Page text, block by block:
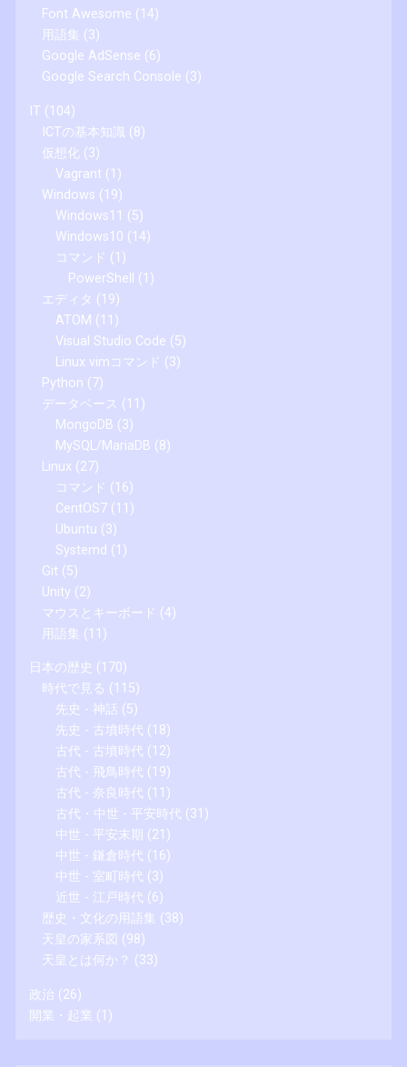
Font Awesome (14)
用語集 (3)
Google AdSense (6)
Google Search Console (3)
IT (104)
ICTの基本知識 (8)
仮想化 (3)
Vagrant (1)
Windows (19)
Windows11 (5)
Windows10 (14)
コマンド (1)
PowerShell
(1)
エディタ (19)
ATOM (11)
Visual Studio Code (5)
Linux vimコマンド (3)
Python (7)
データベース (11)
MongoDB (3)
MySQL/MariaDB (8)
Linux (27)
コマンド (16)
CentOS7(11)
Ubuntu (3)
Systemd (1)
Git (5)
Unity (2)
マウスとキーボード (4)
用語集 (11)
日本の歴史 (170)
時代で見る (115)
先史 - 神話 (5)
先史 - 古墳時代 (18)
古代 - 古墳時代 (12)
古代 - 飛鳥時代 (19)
古代 - 奈良時代 (11)
古代・中世 - 平安時代 (31)
中世 - 平安末期 (21)
中世 - 鎌倉時代 (16)
中世 - 室町時代 (3)
近世 - 江戸時代 (6)
歴史・文化の用語集 (38)
天皇の家系図 (98)
天皇とは何か？ (33)
政治 (26)
開業・起業 (1)